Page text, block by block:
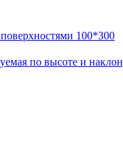
100*300
по высоте и